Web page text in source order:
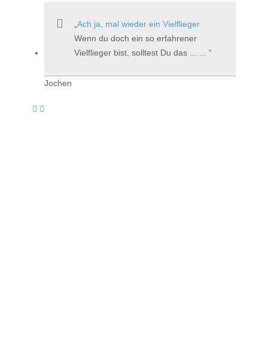
Ach ja, mal wieder ein Vielflieger
Wenn du doch ein so erfahrener
Vielflieger bist, solltest Du das ... ...
Jochen